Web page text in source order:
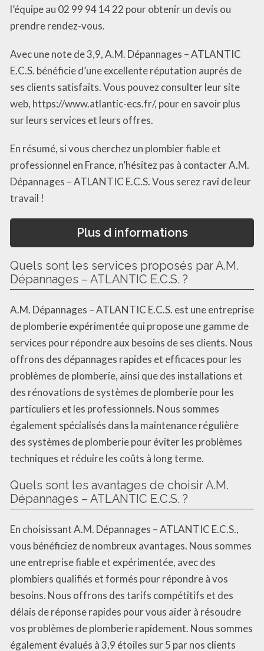
l’équipe au 02 99 94 14 22 pour obtenir un devis ou
prendre rendez-vous.
Avec une note de 3,9, A.M. Dépannages – ATLANTIC
E.C.S. bénéficie d’une excellente réputation auprès de
ses clients satisfaits. Vous pouvez consulter leur site
web, https://www.atlantic-ecs.fr/, pour en savoir plus
sur leurs services et leurs offres.
En résumé, si vous cherchez un plombier fiable et
professionnel en France, n’hésitez pas à contacter A.M.
Dépannages – ATLANTIC E.C.S. Vous serez ravi de leur
travail !
Plus d informations
Quels sont les services proposés par A.M.
Dépannages – ATLANTIC E.C.S. ?
A.M. Dépannages – ATLANTIC E.C.S. est une entreprise
de plomberie expérimentée qui propose une gamme de
services pour répondre aux besoins de ses clients. Nous
offrons des dépannages rapides et efficaces pour les
problèmes de plomberie, ainsi que des installations et
des rénovations de systèmes de plomberie pour les
particuliers et les professionnels. Nous sommes
également spécialisés dans la maintenance régulière
des systèmes de plomberie pour éviter les problèmes
techniques et réduire les coûts à long terme.
Quels sont les avantages de choisir A.M.
Dépannages – ATLANTIC E.C.S. ?
En choisissant A.M. Dépannages – ATLANTIC E.C.S.,
vous bénéficiez de nombreux avantages. Nous sommes
une entreprise fiable et expérimentée, avec des
plombiers qualifiés et formés pour répondre à vos
besoins. Nous offrons des tarifs compétitifs et des
délais de réponse rapides pour vous aider à résoudre
vos problèmes de plomberie rapidement. Nous sommes
également évalués à 3,9 étoiles sur 5 par nos clients